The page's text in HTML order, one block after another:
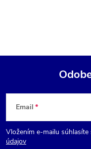
Z
á
Email
Vložením e-mailu súhlasíte
údajov